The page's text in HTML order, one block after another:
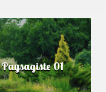
Paysagiste 01